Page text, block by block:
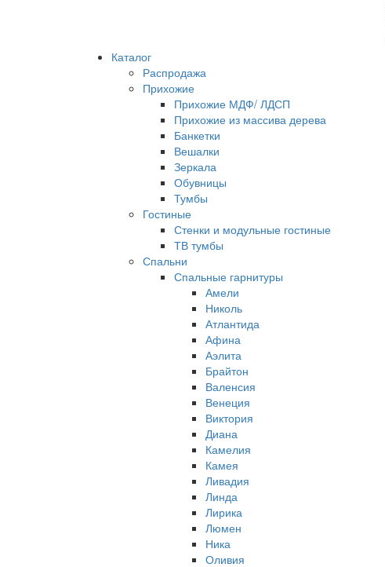
Каталог
Распродажа
Прихожие
Прихожие МДФ/ ЛДСП
Прихожие из массива дерева
Банкетки
Вешалки
Зеркала
Обувницы
Тумбы
Гостиные
Стенки и модульные гостиные
ТВ тумбы
Спальни
Спальные гарнитуры
Амели
Николь
Атлантида
Афина
Аэлита
Брайтон
Валенсия
Венеция
Виктория
Диана
Камелия
Камея
Ливадия
Линда
Лирика
Люмен
Ника
Оливия